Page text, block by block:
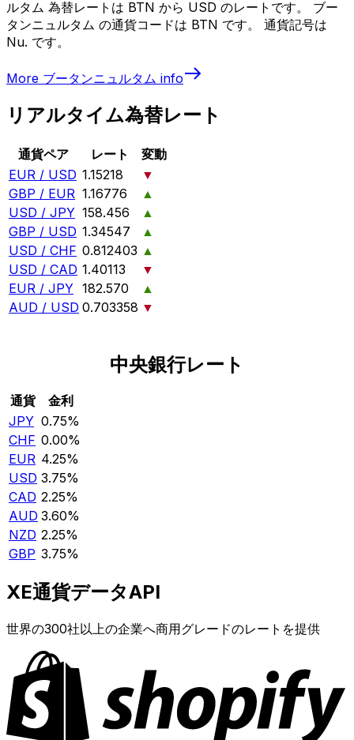
ルタム 為替レートは BTN から USD のレートです。 ブー
タンニュルタム の通貨コードは BTN です。 通貨記号は
Nu. です。
More ブータンニュルタム info
リアルタイム為替レート
通貨ペア レート
変動
EUR / USD 1.15218
▼
GBP / EUR 1.16776
▲
USD / JPY 158.456
▲
GBP / USD 1.34547
▲
USD / CHF 0.812403 ▲
USD / CAD 1.40113
▼
EUR / JPY 182.570
▲
AUD / USD 0.703358 ▼
中央銀行レート
通貨
金利
JPY 0.75%
CHF 0.00%
EUR 4.25%
USD 3.75%
CAD 2.25%
AUD 3.60%
NZD 2.25%
GBP 3.75%
XE通貨データAPI
世界の300社以上の企業へ商用グレードのレートを提供